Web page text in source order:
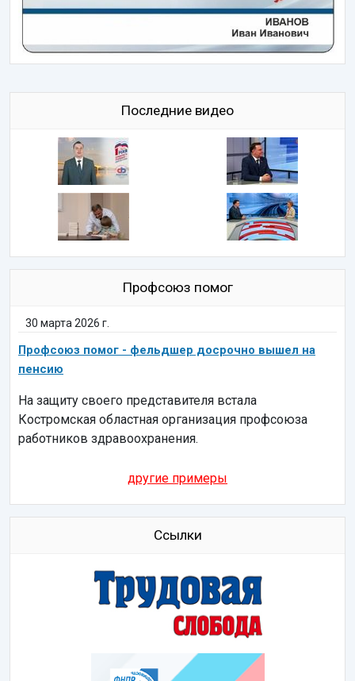
Последние видео
Профсоюз помог
30 марта 2026 г.
Профсоюз помог - фельдшер досрочно вышел на
пенсию
На защиту своего представителя встала
Костромская областная организация профсоюза
работников здравоохранения.
другие примеры
Ссылки